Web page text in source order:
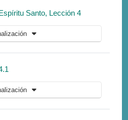
Santo, Lección 4URL